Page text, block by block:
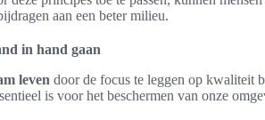
aan een beter milieu.
in hand gaan
leven door de focus te leggen op kwaliteit
is voor het beschermen van onze